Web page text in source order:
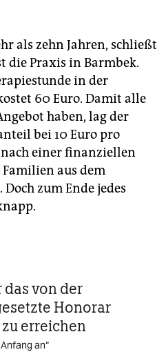
als zehn Jahren, schließt
die Praxis in Barmbek.
in der
60 Euro. Damit alle
haben, lag der
bei 10 Euro pro
nach einer finanziellen
aus dem
zum Ende jedes
das von der
Honorar
erreichen
an“